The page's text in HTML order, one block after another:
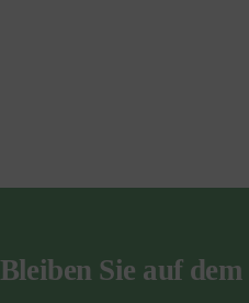
Bleiben Sie auf